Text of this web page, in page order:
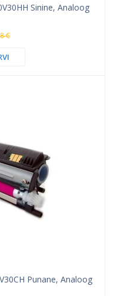
Sinine, Analoog
€
Punane, Analoog